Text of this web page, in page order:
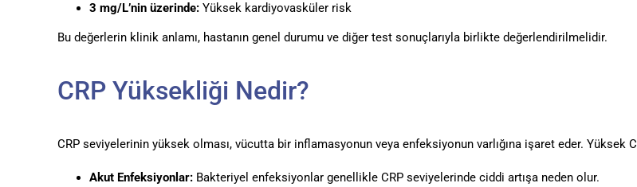
3 mg/L’nin üzerinde:Yüksek kardiyovasküler risk
Bu değerlerin klinik anlamı, hastanın genel durumu ve diğer test sonuçlarıyla birlikte değerlendirilmelidir.
CRP Yüksekliği Nedir?
CRP seviyelerinin yüksek olması, vücutta bir inflamasyonun veya enfeksiyonun varlığına işaret eder. Yüksek
Akut Enfeksiyonlar:Bakteriyel enfeksiyonlar genellikle CRP seviyelerinde ciddi artışa neden olur.